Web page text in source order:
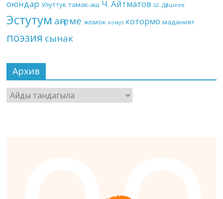
оюндар Улуттук тамак-аш Ч. Айтматов Ш. Дүйшеев
Эстутум аңгеме жомок комуз котормо маданият
поэзия сынак
Архив
Архив